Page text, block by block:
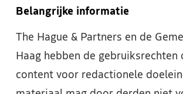
Belangrijke informatie
The Hague & Partners en de
Haag hebben de gebruiksrechten
content voor redactionele